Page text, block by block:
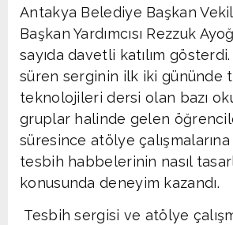
Antakya Belediye Başkan
Başkan Yardımcısı Rezzuk
sayıda davetli katılım
süren serginin ilk iki gününde
teknolojileri dersi olan bazı
gruplar halinde gelen
süresince atölye
tesbih habbelerinin nasıl
konusunda deneyim kazandı.
Tesbih sergisi ve atölye